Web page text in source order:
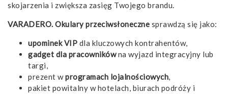
skojarzenia i zwiększa zasięg Twojego brandu.
VARADERO. Okulary przeciwsłoneczne sprawdzą się jako:
upominek VIP dla kluczowych kontrahentów,
gadget dla pracownikówna wyjazd integracyjny lub
targi,
prezent wprogramach lojalnościowych,
pakiet powitalny w hotelach, biurach podróży i